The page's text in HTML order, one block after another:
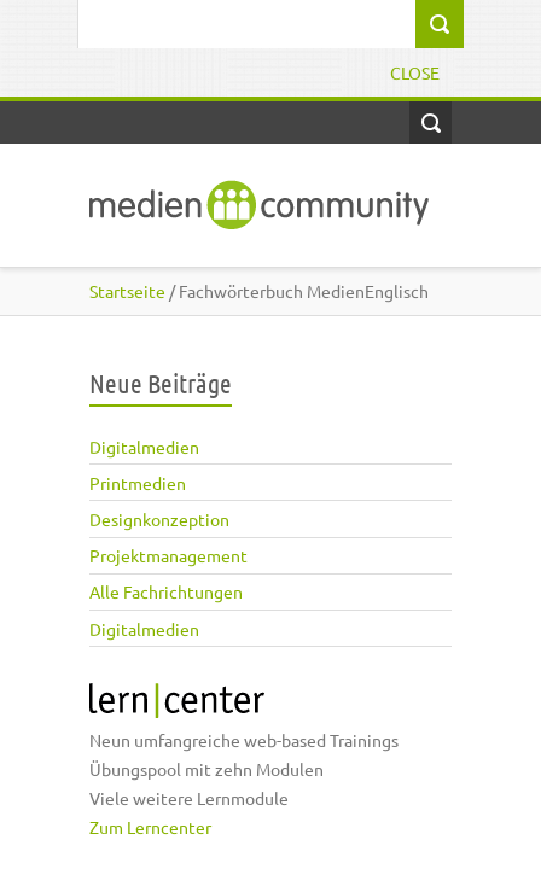
CLOSE
Startseite / Fachwörterbuch MedienEnglisch
Neue Beiträge
Digitalmedien
Printmedien
Designkonzeption
Projektmanagement
Alle Fachrichtungen
Digitalmedien
Neun umfangreiche web-based Trainings
Übungspool mit zehn Modulen
Viele weitere Lernmodule
Zum Lerncenter